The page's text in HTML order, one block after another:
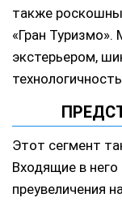
также
«Гран
экстерьером,
Этот сегмент
Входящие в
преувеличения